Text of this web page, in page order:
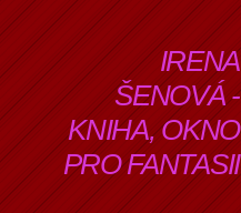
IRENA
ŠENOVÁ -
KNIHA, OKNO
PRO FANTASII